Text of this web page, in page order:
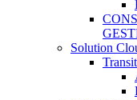
Solution